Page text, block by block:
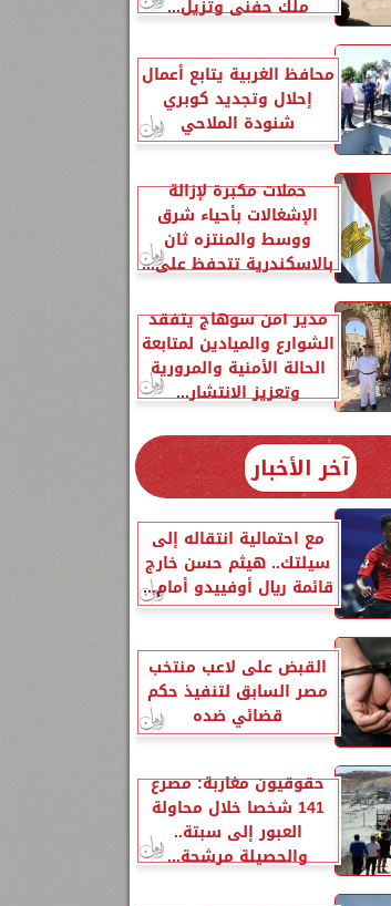
ملك حفني وتزيل...
محافظ الغربية يتابع أعمال
إحلال وتجديد كوبري
شنودة الملاحي
حملات مكبرة لإزالة
الإشغالات بأحياء شرق
ووسط والمنتزه ثان
بالاسكندرية تتحفظ على...
مدير أمن سوهاج يتفقد
الشوارع والميادين لمتابعة
الحالة الأمنية والمرورية
وتعزيز الانتشار...
آخر الأخبار
مع احتمالية انتقاله إلى
سيلتك.. هيثم حسن خارج
قائمة ريال أوفييدو أمام...
القبض على لاعب منتخب
مصر السابق لتنفيذ حكم
قضائي ضده
حقوقيون مغاربة: مصرع
141 شخصا خلال محاولة
العبور إلى سبتة..
والحصيلة مرشحة...